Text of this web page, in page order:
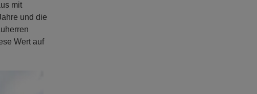
mit
und die
Wert auf